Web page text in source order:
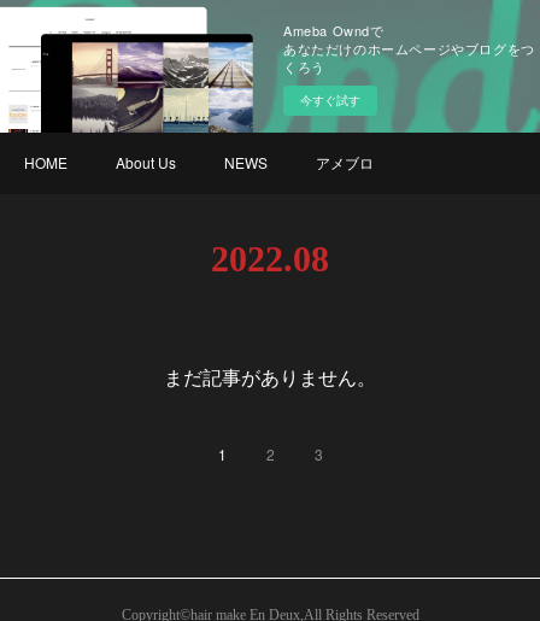
Ameba Owndで
あなただけのホームページやブログをつ
くろう
今すぐ試す
HOME About Us NEWS アメブロ
2022.08
まだ記事がありません。
1 2 3
Copyright©︎hair make En Deux,All Rights Reserved